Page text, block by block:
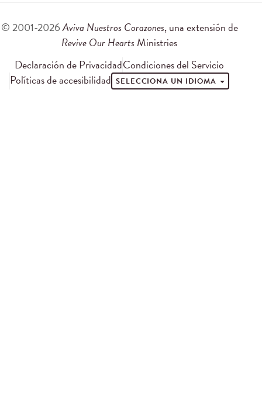
© 2001-2026Aviva Nuestros Corazones, una extensión de
Revive Our Hearts Ministries
Declaración de PrivacidadCondiciones del Servicio
Políticas de accesibilidad SELECCIONA UN IDIOMA